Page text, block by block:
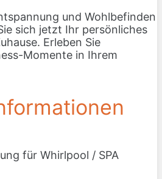
und Wohlbefinden
sich jetzt Ihr persönliches
Erleben Sie
Momente in Ihrem
für Whirlpool / SPA